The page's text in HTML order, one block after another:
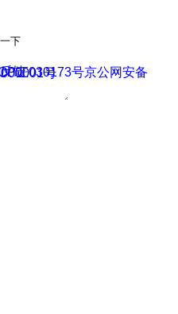
下
馈
证030173号
号